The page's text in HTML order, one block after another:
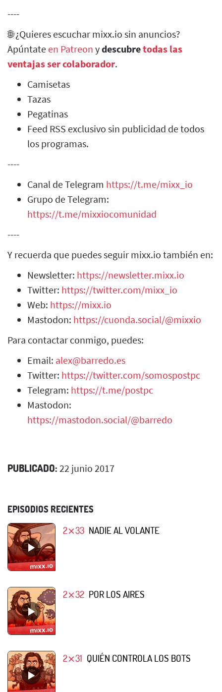
----
🌐 ¿Quieres escuchar mixx.io sin anuncios?
Apúntate en Patreon ydescubretodas las
ventajas ser colaborador.
Camisetas
Tazas
Pegatinas
Feed RSS exclusivo sin publicidad de todos
los programas.
----
Canal de Telegram https://t.me/mixx_io
Grupo de Telegram:
https://t.me/mixxiocomunidad
----
Y recuerda que puedes seguir mixx.io también en:
Newsletter: https://newsletter.mixx.io
Twitter: https://twitter.com/mixx_io
Web: https://mixx.io
Mastodon: https://cuonda.social/@mixxio
Para contactar conmigo, puedes:
Email: alex@barredo.es
Twitter: https://twitter.com/somospostpc
Telegram: https://t.me/postpc
Mastodon:
https://mastodon.social/@barredo
PUBLICADO: 22 junio 2017
EPISODIOS RECIENTES
2⨯33 NADIE AL VOLANTE
2⨯32 POR LOS AIRES
2⨯31 QUIÉN CONTROLA LOS BOTS